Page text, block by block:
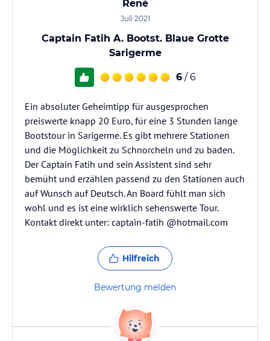
René
Juli 2021
Captain Fatih A. Bootst. Blaue Grotte
Sarigerme
6 / 6
Ein absoluter Geheimtipp für ausgesprochen
preiswerte knapp 20 Euro, für eine 3 Stunden lange
Bootstour in Sarigerme. Es gibt mehrere Stationen
und die Möglichkeit zu Schnorcheln und zu baden.
Der Captain Fatih und sein Assistent sind sehr
bemüht und erzählen passend zu den Stationen auch
auf Wunsch auf Deutsch. An Board fühlt man sich
wohl und es ist eine wirklich sehenswerte Tour.
Kontakt direkt unter: captain-fatih @hotmail.com
Hilfreich
Bewertung melden